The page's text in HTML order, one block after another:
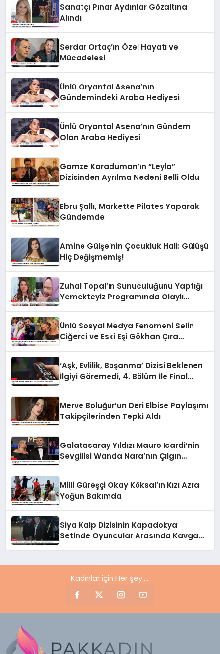
Sanatçı Pınar Aydınlar Gözaltına
Alındı
Serdar Ortaç’ın Özel Hayatı ve
Mücadelesi
Ünlü Oryantal Asena’nın
Gündemindeki Araba Hediyesi
Ünlü Oryantal Asena’nın Gündem
Olan Araba Hediyesi
Gamze Karaduman’ın “Leyla”
Dizisinden Ayrılma Nedeni Belli Oldu
Ebru Şallı, Markette Pilates Yaparak
Gündemde
Amine Gülşe’nin Çocukluk Hali: Gülüşü
Hiç Değişmemiş!
Zuhal Topal’ın Sunuculuğunu Yaptığı
Yemekteyiz Programında Olaylı
Ünlü Sosyal Medya Fenomeni Selin
Ciğerci ve Eski Eşi Gökhan Çıra
‘Aşk, Evlilik, Boşanma’ Dizisi Beklenen
İlgiyi Göremedi, 4. Bölüm İle Final
Merve Boluğur’un Deri Elbise Paylaşımı
Takipçilerinden Tepki Aldı
Galatasaray Yıldızı Mauro Icardi’nin
Sevgilisi Wanda Nara’nın Çılgın
Milli Güreşçi Okay Köksal’ın Kızı Azra
Yoğun Bakımda
Siya Kalp Dizisinin Kapadokya
Setinde Oyuncular Arasında Kavga
Kadınlar için Her şey.....